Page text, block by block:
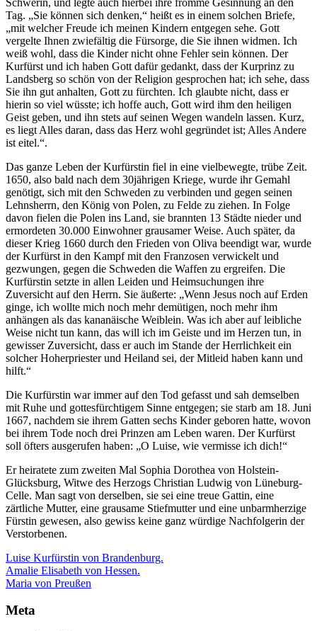
Tag. „Sie können sich denken,“ heißt es in einem solchen Briefe,
„mit welcher Freude ich meinen Kindern entgegen sehe. Gott
vergelte Ihnen zwiefältig die Fürsorge, die Sie ihnen widmen. Ich
weiß wohl, dass die Kinder nicht ohne Fehler sein können. Der
Kurfürst und ich haben Gott dafür gedankt, dass der Kurprinz zu
Landsberg so schön von der Religion gesprochen hat; ich sehe, dass
Sie ihn gut anhalten, Gott zu fürchten. Ich glaubte nicht, dass er
hierin so viel wüsste; ich hoffe auch, Gott wird ihm den heiligen
Geist geben, und ihn stets auf seinen Wegen wandeln lassen. Kurz,
es liegt Alles daran, dass das Herz wohl gegründet ist; Alles Andere
ist eitel.“.
Das ganze Leben der Kurfürstin fiel in eine vielbewegte, trübe Zeit.
1650, also bald nach dem 30jährigen Kriege, wurde ihr Gemahl
genötigt, sich mit den Schweden zu verbinden und gegen seinen
Lehnsherrn, den König von Polen, zu Felde zu ziehen. In Folge
davon fielen die Polen ins Land, sie brannten 13 Städte nieder und
ermordeten 30.000 Einwohner grausamer Weise. Auch später, da
dieser Krieg 1660 durch den Frieden von Oliva beendigt war, wurde
der Kurfürst in den Kampf mit den Franzosen verwickelt und
gezwungen, gegen die Schweden die Waffen zu ergreifen. Die
Kurfürstin setzte in allen Leiden und Heimsuchungen ihre
Zuversicht auf den Herrn. Sie äußerte: „Wenn Jesus noch auf Erden
ginge, ich wollte mich noch mehr demütigen, noch mehr ihm
anhängen als das kananäische Weiblein. Was ich aber auf leibliche
Weise nicht tun kann, das will ich im Geiste und im Herzen tun, in
gewisser Zuversicht, dass er auch im Stande der Herrlichkeit ein
solcher Hoherpriester und Heiland sei, der Mitleid haben kann und
hilft.“
Die Kurfürstin war immer auf den Tod gefasst und sah demselben
mit Ruhe und gottesfürchtigem Sinne entgegen; sie starb am 18. Juni
1667, nachdem sie ihrem Gatten sechs Kinder geboren hatte, wovon
bei ihrem Tode noch drei Prinzen am Leben waren. Der Kurfürst
soll öfters ausgerufen haben: „O Luise, wie vermisse ich dich!“
Er heiratete zum zweiten Mal Sophia Dorothea von Holstein-
Glücksburg, Witwe des Herzogs Christian Ludwig von Lüneburg-
Celle. Man sagt von derselben, sie sei eine treue Gattin, eine
zärtliche Mutter, eine grausame Stiefmutter und eine unbarmherzige
Fürstin gewesen, also gewiss keine ganz würdige Nachfolgerin der
Verstorbenen.
Luise Kurfürstin von Brandenburg.
Beitragsnavigation
Amalie Elisabeth von Hessen.
Maria von Preußen
Meta